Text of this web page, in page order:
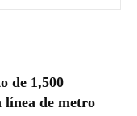
de 1,500
línea de metro